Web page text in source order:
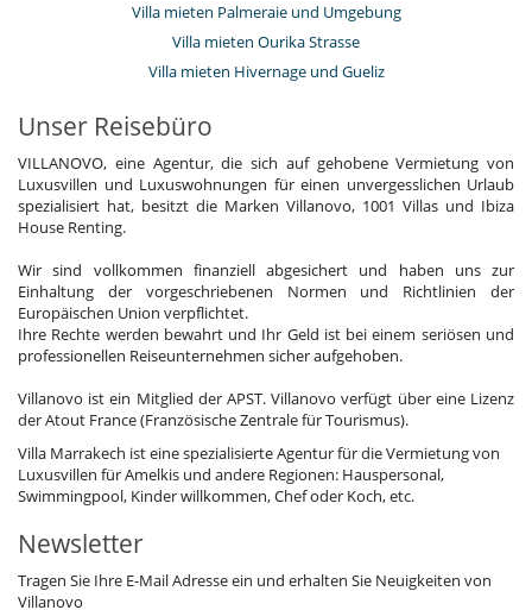
Villa mieten Palmeraie und Umgebung
Villa mieten Ourika Strasse
Villa mieten Hivernage und Gueliz
Unser Reisebüro
VILLANOVO, eine Agentur, die sich auf gehobene Vermietung von
Luxusvillen und Luxuswohnungen für einen unvergesslichen Urlaub
spezialisiert hat, besitzt die Marken Villanovo, 1001 Villas und Ibiza
House Renting.
Wir sind vollkommen finanziell abgesichert und haben uns zur
Einhaltung der vorgeschriebenen Normen und Richtlinien der
Europäischen Union verpflichtet.
Ihre Rechte werden bewahrt und Ihr Geld ist bei einem seriösen und
professionellen Reiseunternehmen sicher aufgehoben.
Villanovo ist ein Mitglied der APST. Villanovo verfügt über eine Lizenz
der Atout France (Französische Zentrale für Tourismus).
Villa Marrakech ist eine spezialisierte Agentur für die Vermietung von
Luxusvillen für Amelkis und andere Regionen: Hauspersonal,
Swimmingpool, Kinder willkommen, Chef oder Koch, etc.
Newsletter
Tragen Sie Ihre E-Mail Adresse ein und erhalten Sie Neuigkeiten von
Villanovo